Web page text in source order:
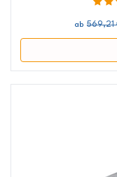
ab 569,21